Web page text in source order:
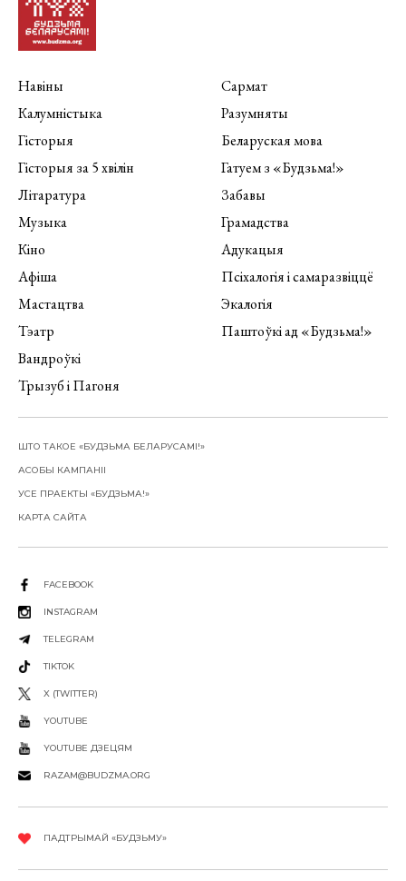
Навіны
Калумністыка
Гісторыя
Гісторыя за 5 хвілін
Літаратура
Музыка
Кіно
Афіша
Мастацтва
Тэатр
Вандроўкі
Трызуб і Пагоня
Сармат
Разумняты
Беларуская мова
Гатуем з «Будзьма!»
Забавы
Грамадства
Адукацыя
Псіхалогія і самаразвіццё
Экалогія
Паштоўкі ад «Будзьма!»
ШТО ТАКОЕ «БУДЗЬМА БЕЛАРУСАМІ!»
АСОБЫ КАМПАНІІ
УСЕ ПРАЕКТЫ «БУДЗЬМА!»
КАРТА САЙТА
FACEBOOK
INSTAGRAM
TELEGRAM
TIKTOK
X (TWITTER)
YOUTUBE
YOUTUBE ДЗЕЦЯМ
RAZAM@BUDZMA.ORG
ПАДТРЫМАЙ «БУДЗЬМУ»